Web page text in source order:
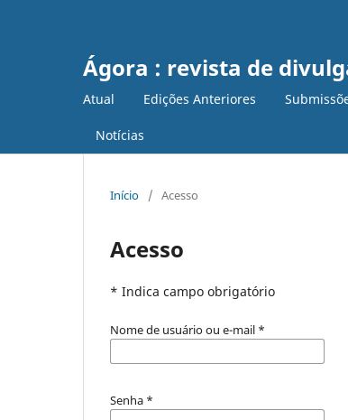
Ágora : revista de
Atual Edições Anteriores
Notícias
Início / Acesso
Acesso
* Indica campo obrigatório
Nome de usuário ou e-mail *
Senha *